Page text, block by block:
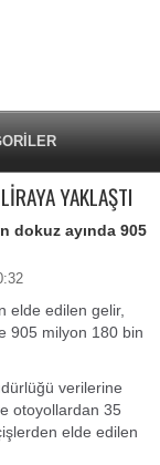
YAKLAŞTI
dokuz ayında 905
elde edilen gelir,
905 milyon 180 bin
verilerine
otoyollardan 35
elde edilen